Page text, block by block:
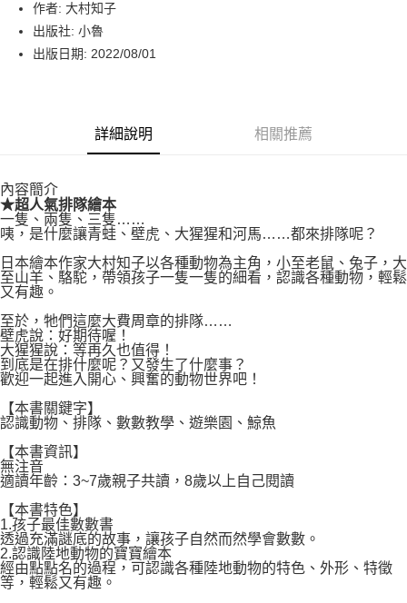
Apple Pay
街口支付
博客來商品配送方式
每筆NT$80，滿NT$1,000(含以上)免運費
作者: 大村知子
出版社: 小魯
出版日期: 2022/08/01
詳細說明 相關推薦
內容簡介
★超人氣排隊繪本
一隻、兩隻、三隻……
咦，是什麼讓青蛙、壁虎、大猩猩和河馬……都來排隊呢？
日本繪本作家大村知子以各種動物為主角，小至老鼠、兔子，大
至山羊、駱駝，帶領孩子一隻一隻的細看，認識各種動物，輕鬆
又有趣。
至於，牠們這麼大費周章的排隊……
壁虎說：好期待喔！
大猩猩說：等再久也值得！
到底是在排什麼呢？又發生了什麼事？
歡迎一起進入開心、興奮的動物世界吧！
【本書關鍵字】
認識動物、排隊、數數教學、遊樂園、鯨魚
【本書資訊】
無注音
適讀年齡：3~7歲親子共讀，8歲以上自己閱讀
【本書特色】
1.孩子最佳數數書
透過充滿謎底的故事，讓孩子自然而然學會數數。
2.認識陸地動物的寶寶繪本
經由點點名的過程，可認識各種陸地動物的特色、外形、特徵
等，輕鬆又有趣。